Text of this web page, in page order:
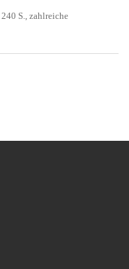
S., zahlreiche